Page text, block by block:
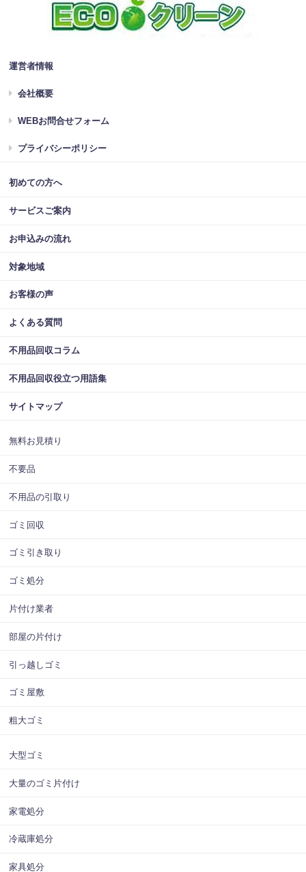
運営者情報
会社概要
WEBお問合せフォーム
プライバシーポリシー
初めての方へ
サービスご案内
お申込みの流れ
対象地域
お客様の声
よくある質問
不用品回収コラム
不用品回収役立つ用語集
サイトマップ
無料お見積り
不要品
不用品の引取り
ゴミ回収
ゴミ引き取り
ゴミ処分
片付け業者
部屋の片付け
引っ越しゴミ
ゴミ屋敷
粗大ゴミ
大型ゴミ
大量のゴミ片付け
家電処分
冷蔵庫処分
家具処分